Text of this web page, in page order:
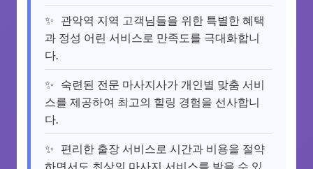
관악역 지역 고객님들을 위한 특별한 혜택
과 정성 어린 서비스로 만족도를 극대화합니
다.
숙련된 전문 마사지사가 개인별 맞춤 서비
스를 제공하여 최고의 힐링 경험을 선사합니
다.
편리한 출장 서비스로 시간과 비용을 절약